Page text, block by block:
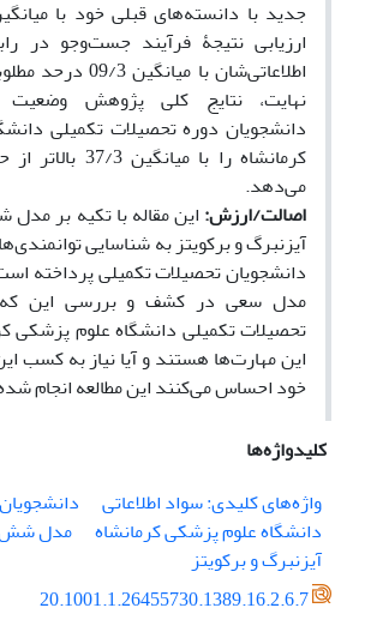
ارزیابی نتیجۀ فرآیند جست‌وجو در
اطلاعاتی‌شان با
نهایت، نتایج کلی پژوهش وضعیت
دانشجویان دوره تحصیلات تکمیلی
کرمانشاه را با
می‌دهد.
اصالت/ارزش: این مقاله با تکیه بر
آیزنبرگ و برکویتز به شناسایی
دانشجویان تحصیلات تکمیلی پرداخته
مدل سعی در کشف و بررسی این که
تحصیلات تکمیلی دانشگاه علوم پزشکی
این مهارت‌ها هستند و آیا نیاز به کسب
خود احساس می‌کنند این مطالعه انجام
کلیدواژه‌ها
واژه‌های کلیدی: سواد اطلاعاتی
دانشگاه علوم پزشکی کرمانشاه
مدل شش
آیزنبرگ و برکویتز
20.1001.1.26455730.1389.16.2.6.7